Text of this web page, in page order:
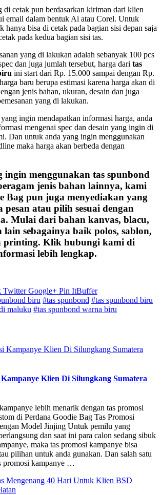
di cetak pun berdasarkan kiriman dari klien
email dalam bentuk Ai atau Corel. Untuk
hanya bisa di cetak pada bagian sisi depan saja
pada kedua bagian sisi tas.
yang di lakukan adalah sebanyak 100 pcs
dan juga jumlah tersebut, harga dari tas
ini start dari Rp. 15.000 sampai dengan Rp.
baru berupa estimasi karena harga akan di
jenis bahan, ukuran, desain dan juga
yang di lakukan.
ingin mendapatkan informasi harga, anda
mengenai spec dan desain yang ingin di
Dan untuk anda yang ingin menggunakan
maka harga akan berbeda dengan
ingin menggunakan tas spunbond
jenis bahan lainnya, kami
Bag pun juga menyediakan yang
pesan atau pilih sesuai dengan
Mulai dari bahan kanvas, blacu,
sebagainya baik polos, sablon,
printing. Klik hubungi kami di
lebih lengkap.
TwitterGoogle+ Pin ItBuffer
biru #tas spunbond #tas spunbond biru
maluku #tas spunbond warna biru
Klien Di Silungkang Sumatera
lebih menarik dengan tas promosi
di Perdana Goodie Bag Tas Promosi
Model Jinjing Untuk pemilu yang
dan saat ini para calon sedang sibuk
maka tas promosi kampanye bisa
pilihan untuk anda gunakan. Dan salah satu
promosi kampanye …